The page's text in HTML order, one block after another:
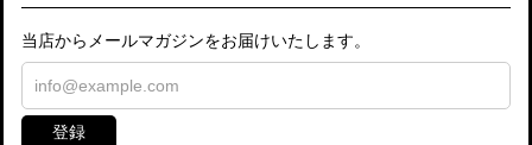
当店からメールマガジンをお届けいたします。
登録